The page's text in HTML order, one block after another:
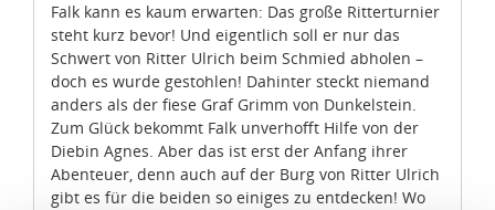
Falk kann es kaum erwarten: Das große Ritterturnier
steht kurz bevor! Und eigentlich soll er nur das
Schwert von Ritter Ulrich beim Schmied abholen –
doch es wurde gestohlen! Dahinter steckt niemand
anders als der fiese Graf Grimm von Dunkelstein.
Zum Glück bekommt Falk unverhofft Hilfe von der
Diebin Agnes. Aber das ist erst der Anfang ihrer
Abenteuer, denn auch auf der Burg von Ritter Ulrich
gibt es für die beiden so einiges zu entdecken! Wo